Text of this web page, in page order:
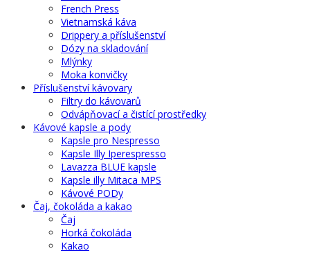
French Press
Vietnamská káva
Drippery a příslušenství
Dózy na skladování
Mlýnky
Moka konvičky
Příslušenství kávovary
Filtry do kávovarů
Odvápňovací a čistící prostředky
Kávové kapsle a pody
Kapsle pro Nespresso
Kapsle Illy Iperespresso
Lavazza BLUE kapsle
Kapsle illy Mitaca MPS
Kávové PODy
Čaj, čokoláda a kakao
Čaj
Horká čokoláda
Kakao